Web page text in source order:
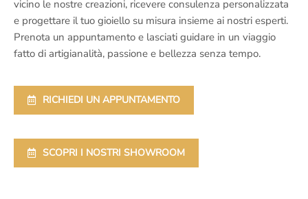
vicino le nostre creazioni, ricevere consulenza personalizzata
e progettare il tuo gioiello su misura insieme ai nostri esperti.
Prenota un appuntamento e lasciati guidare in un viaggio
fatto di artigianalità, passione e bellezza senza tempo.
RICHIEDI UN APPUNTAMENTO
SCOPRI I NOSTRI SHOWROOM